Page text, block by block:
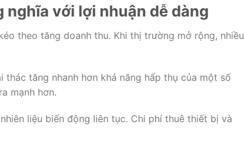
với lợi nhuận dễ dàng
theo tăng doanh thu. Khi thị trường mở rộng, nhiều
tăng nhanh hơn khả năng hấp thụ của một số
mạnh hơn.
liệu biến động liên tục. Chi phí thuê thiết bị và